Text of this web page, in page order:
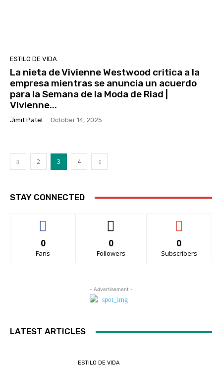
ESTILO DE VIDA
La nieta de Vivienne Westwood critica a la
empresa mientras se anuncia un acuerdo
para la Semana de la Moda de Riad |
Vivienne...
Jimit Patel - October 14, 2025
2 3 4
STAY CONNECTED
0
Fans
0
Followers
0
Subscribers
- Advertisement -
LATEST ARTICLES
ESTILO DE VIDA